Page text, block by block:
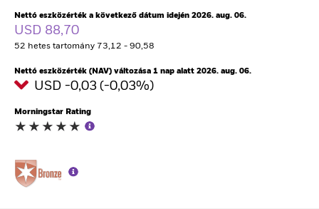
Nettó eszközérték a következő dátum idején 2026. aug. 06.
USD 88,70
52 hetes tartomány 73,12 - 90,58
Nettó eszközérték (NAV) változása 1 nap alatt 2026. aug. 06.
USD -0,03 (-0,03%)
Morningstar Rating